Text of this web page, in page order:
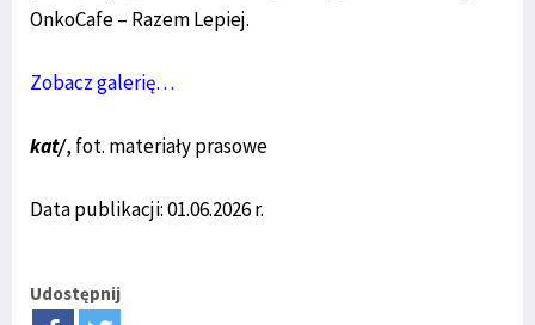
OnkoCafe – Razem Lepiej.
Zobacz galerię…
kat/, fot. materiały prasowe
Data publikacji: 01.06.2026 r.
Udostępnij